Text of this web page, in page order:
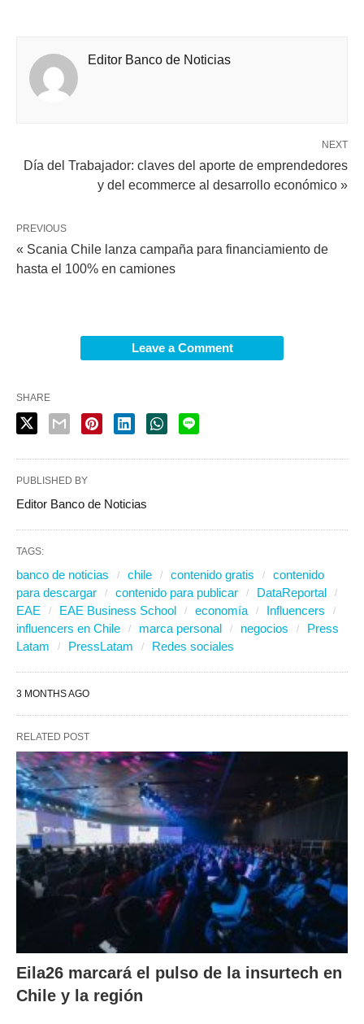
Editor Banco de Noticias
NEXT
Día del Trabajador: claves del aporte de emprendedores
y del ecommerce al desarrollo económico »
PREVIOUS
« Scania Chile lanza campaña para financiamiento de
hasta el 100% en camiones
Leave a Comment
SHARE
PUBLISHED BY
Editor Banco de Noticias
TAGS:
banco de noticias chile contenido gratis
contenido
para descargar
contenido para publicar
DataReportal
EAE
EAE Business School economía
Influencers
influencers en Chile
marca personal negocios
Press
Latam
PressLatam Redes sociales
3 MONTHS AGO
RELATED POST
Eila26 marcará el pulso de la insurtech en
Chile y la región